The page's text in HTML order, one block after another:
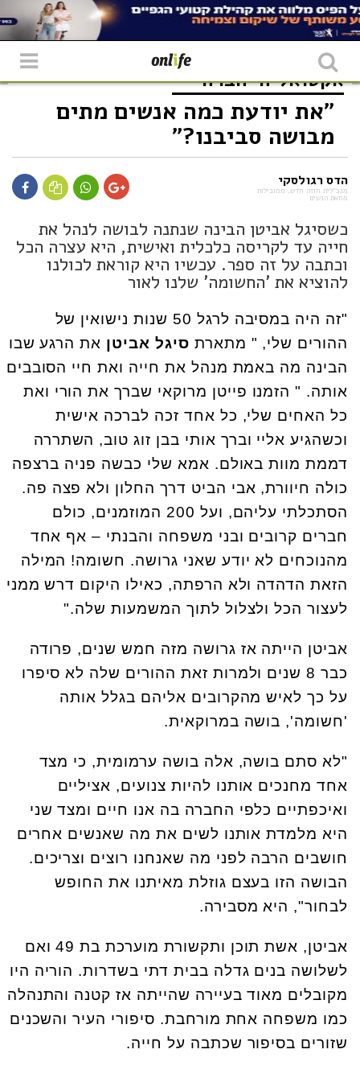
אקטואליה חברה
"את יודעת כמה אנשים מתים
מבושה סביבנו?"
הדס רגולסקי
מנכ״לית חוזה חדש, ממובילות
מחאת הנשים
כשסיגל אביטן הבינה שנתנה לבושה לנהל את
חייה עד לקריסה כלכלית ואישית, היא עצרה הכל
וכתבה על זה ספר. עכשיו היא קוראת לכולנו
להוציא את 'החשומה' שלנו לאור
"זה היה במסיבה לרגל 50 שנות נישואין של
ההורים שלי, " מתארת סיגל אביטן את הרגע שבו
הבינה מה באמת מנהל את חייה ואת חיי הסובבים
אותה. " הזמנו פייטן מרוקאי שברך את הורי ואת
כל האחים שלי, כל אחד זכה לברכה אישית
וכשהגיע אליי וברך אותי בבן זוג טוב, השתררה
דממת מוות באולם. אמא שלי כבשה פניה ברצפה
כולה חיוורת, אבי הביט דרך החלון ולא פצה פה.
הסתכלתי עליהם, ועל 200 המוזמנים, כולם
חברים קרובים ובני משפחה והבנתי – אף אחד
מהנוכחים לא יודע שאני גרושה. חשומה! המילה
הזאת הדהדה ולא הרפתה, כאילו היקום דרש ממני
לעצור הכל ולצלול לתוך המשמעות שלה."
אביטן הייתה אז גרושה מזה חמש שנים, פרודה
כבר 8 שנים ולמרות זאת ההורים שלה לא סיפרו
על כך לאיש מהקרובים אליהם בגלל אותה
'חשומה', בושה במרוקאית.
"לא סתם בושה, אלה בושה ערמומית, כי מצד
אחד מחנכים אותנו להיות צנועים, אציליים
ואיכפתיים כלפי החברה בה אנו חיים ומצד שני
היא מלמדת אותנו לשים את מה שאנשים אחרים
חושבים הרבה לפני מה שאנחנו רוצים וצריכים.
הבושה הזו בעצם גוזלת מאיתנו את החופש
לבחור", היא מסבירה.
אביטן, אשת תוכן ותקשורת מוערכת בת 49 ואם
לשלושה בנים גדלה בבית דתי בשדרות. הוריה היו
מקובלים מאוד בעיירה שהייתה אז קטנה והתנהלה
כמו משפחה אחת מורחבת. סיפורי העיר והשכנים
שזורים בסיפור שכתבה על חייה.